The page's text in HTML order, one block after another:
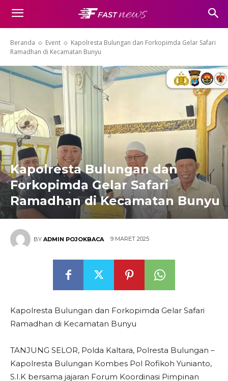
Beranda Event
Kapolresta Bulungan dan Forkopimda Gelar Safari
Ramadhan di Kecamatan Bunyu
Kapolresta Bulungan dan
Forkopimda Gelar Safari
Ramadhan di Kecamatan Bunyu
BY ADMIN POJOKBACA 9 MARET 2025
Kapolresta Bulungan dan Forkopimda Gelar Safari
Ramadhan di Kecamatan Bunyu
TANJUNG SELOR, Polda Kaltara, Polresta Bulungan –
Kapolresta Bulungan Kombes Pol Rofikoh Yunianto,
S.I.K bersama jajaran Forum Koordinasi Pimpinan